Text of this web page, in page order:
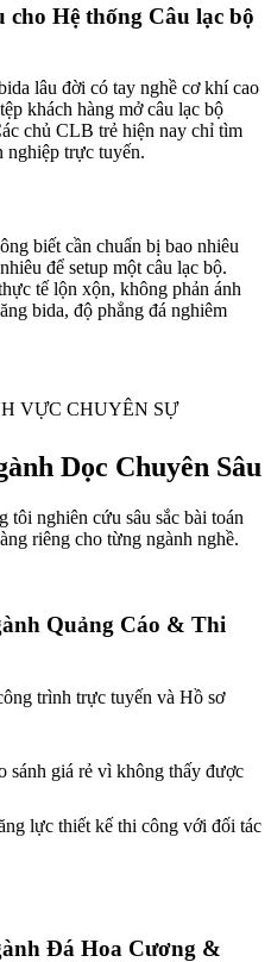
cho Hệ thống Câu lạc bộ
lâu đời có tay nghề cơ khí cao
khách hàng mở câu lạc bộ
chủ CLB trẻ hiện nay chỉ tìm
nghiệp trực tuyến.
biết cần chuẩn bị bao nhiêu
để setup một câu lạc bộ.
tế lộn xộn, không phản ánh
bida, độ phẳng đá nghiêm
VỰC CHUYÊN SỰ
Dọc Chuyên Sâu
nghiên cứu sâu sắc bài toán
riêng cho từng ngành nghề.
Quảng Cáo & Thi
trình trực tuyến và Hồ sơ
sánh giá rẻ vì không thấy được
lực thiết kế thi công với đối tác
Đá Hoa Cương &